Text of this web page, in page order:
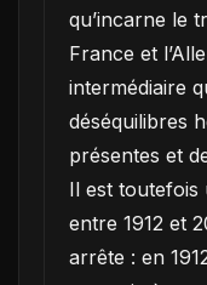
qu’incarne le
France et
intermédiaire
déséquilibres
présentes et
Il est toutefois
entre 1912 et
arrête : en